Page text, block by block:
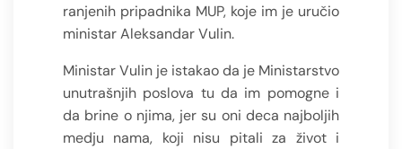
ranjenih pripadnika MUP, koje im je uručio
ministar Aleksandar Vulin.
Ministar Vulin je istakao da je Ministarstvo
unutrašnjih poslova tu da im pomogne i
da brine o njima, jer su oni deca najboljih
medju nama, koji nisu pitali za život i